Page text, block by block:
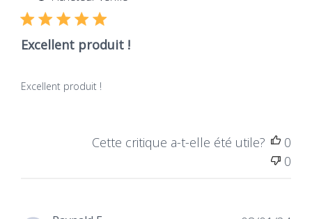
Excellent produit !
Excellent produit !
Cette critique a-t-elle été utile?
0
0